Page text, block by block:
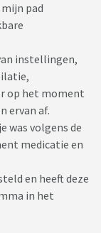
pad
instellingen,
op het moment
ervan af.
was volgens de
medicatie en
en heeft deze
in het